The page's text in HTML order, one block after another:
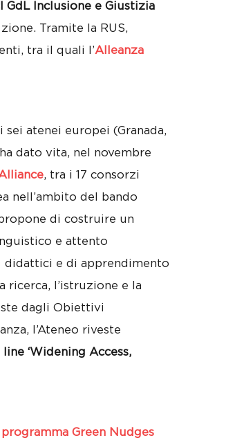
Inclusione e Giustizia
Tramite la RUS,
tra il quali l’Alleanza
sei atenei europei (Granada,
dato vita, nel novembre
, tra i 17 consorzi
nell’ambito del bando
propone di costruire un
e attento
didattici e di apprendimento
ricerca, l’istruzione e la
dagli Obiettivi
l’Ateneo riveste
‘Widening Access,
programma Green Nudges